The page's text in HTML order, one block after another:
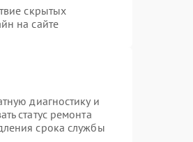
скрытых
на сайте
диагностику и
статус ремонта
срока службы